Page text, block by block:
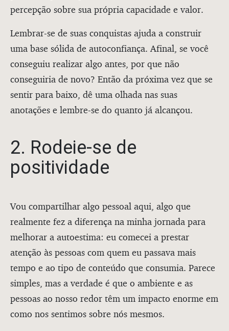
percepção sobre sua própria capacidade e valor.
Lembrar-se de suas conquistas ajuda a construir
uma base sólida de autoconfiança. Afinal, se você
conseguiu realizar algo antes, por que não
conseguiria de novo? Então da próxima vez que se
sentir para baixo, dê uma olhada nas suas
anotações e lembre-se do quanto já alcançou.
2. Rodeie-se de
positividade
Vou compartilhar algo pessoal aqui, algo que
realmente fez a diferença na minha jornada para
melhorar a autoestima: eu comecei a prestar
atenção às pessoas com quem eu passava mais
tempo e ao tipo de conteúdo que consumia. Parece
simples, mas a verdade é que o ambiente e as
pessoas ao nosso redor têm um impacto enorme em
como nos sentimos sobre nós mesmos.